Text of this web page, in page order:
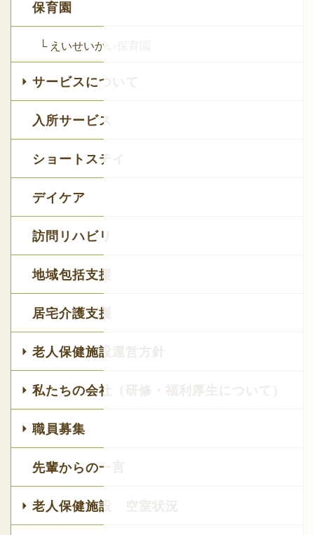
保育園
└ えいせいかい保育園
サービスについて
入所サービス
ショートステイ
デイケア
訪問リハビリ
地域包括支援
居宅介護支援
老人保健施設運営方針
私たちの会社（研修・福利厚生について）
職員募集
先輩からの一言
老人保健施設 空室状況